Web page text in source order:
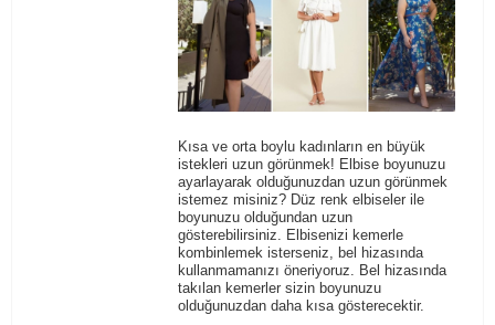
Kısa ve orta boylu kadınların en büyük
istekleri uzun görünmek! Elbise boyunuzu
ayarlayarak olduğunuzdan uzun görünmek
istemez misiniz? Düz renk elbiseler ile
boyunuzu olduğundan uzun
gösterebilirsiniz. Elbisenizi kemerle
kombinlemek isterseniz, bel hizasında
kullanmamanızı öneriyoruz. Bel hizasında
takılan kemerler sizin boyunuzu
olduğunuzdan daha kısa gösterecektir.